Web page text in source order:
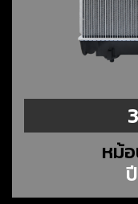
หม้